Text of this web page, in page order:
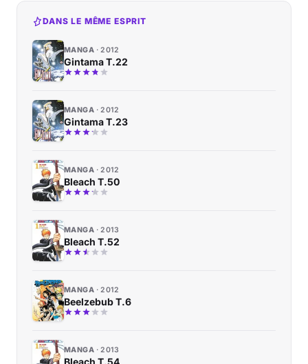
DANS LE MÊME ESPRIT
MANGA 2012
Gintama T.22
MANGA 2012
Gintama T.23
MANGA 2012
Bleach T.50
MANGA 2013
Bleach T.52
MANGA 2012
Beelzebub T.6
MANGA 2013
Bleach T.54